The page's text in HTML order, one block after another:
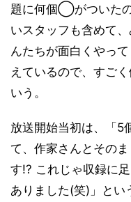
題に何個◯がついた
いスタッフも含めて
んたちが面白くやっ
えているので、すご
いう。
放送開始当初は、「
て、作家さんとその
す!? これじゃ収録に
ありました(笑)」とい